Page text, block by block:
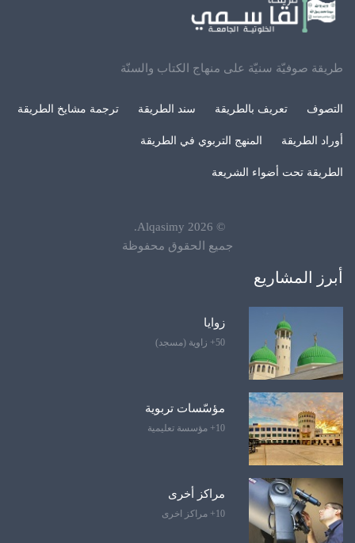
طريقة صوفيّة سنيّة على منهاج الكتاب والسنّة
التصوف تعريف بالطريقة سند الطريقة ترجمة مشايخ الطريقة
أوراد الطريقة المنهج التربوي في الطريقة
الطريقة تحت أضواء الشريعة
©
2026
Alqasimy
.
جميع الحقوق محفوظة
أبرز المشاريع
زوايا
50+ زاوية (مسجد)
مؤسّسات تربوية
10+ مؤسسة تعليمية
مراكز أخرى
10+ مراكز اخرى